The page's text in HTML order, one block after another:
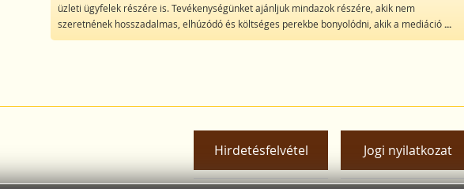
üzleti ügyfelek részére is. Tevékenységünket ajánljuk mindazok részére, akik nem
szeretnének hosszadalmas, elhúzódó és költséges perekbe bonyolódni, akik a mediáció...
Hirdetésfelvétel Jogi nyilatkozat